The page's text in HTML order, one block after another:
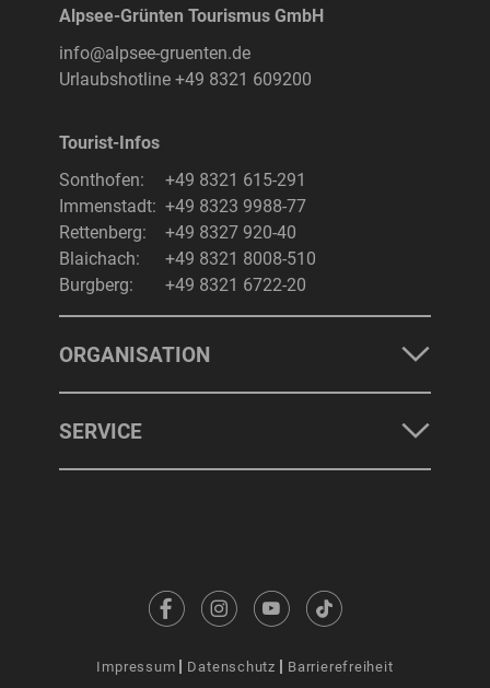
Alpsee-Grünten Tourismus GmbH
info@alpsee-gruenten.de
Urlaubshotline +49 8321 609200
Tourist-Infos
Sonthofen:
+49 8321 615-291
Immenstadt: +49 8323 9988-77
Rettenberg:
+49 8327 920-40
Blaichach:
+49 8321 8008-510
Burgberg:
+49 8321 6722-20
ORGANISATION
SERVICE
Impressum Datenschutz Barrierefreiheit